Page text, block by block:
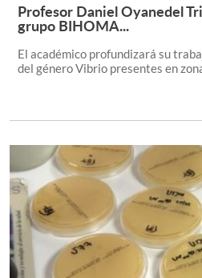
Profesor Daniel Oyanedel
grupo BIHOMA...
El académico profundizará su
del género Vibrio presentes en